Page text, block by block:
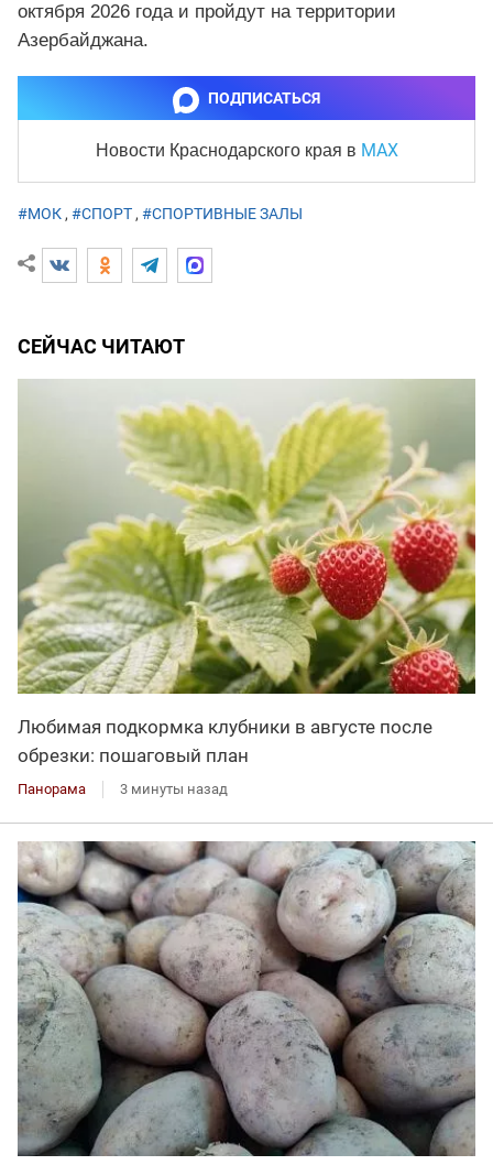
октября 2026 года и пройдут на территории
Азербайджана.
ПОДПИСАТЬСЯ
Новости Краснодарского края в MAX
#МОК, #СПОРТ, #СПОРТИВНЫЕ ЗАЛЫ
СЕЙЧАС ЧИТАЮТ
Любимая подкормка клубники в августе после
обрезки: пошаговый план
Панорама 3 минуты назад